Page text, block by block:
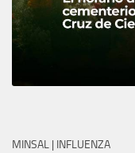
MINSAL | INFLUENZA